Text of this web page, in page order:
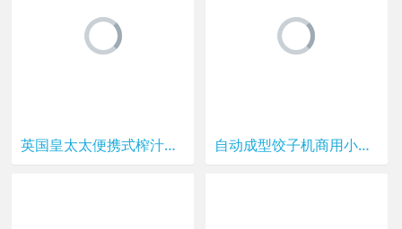
英国皇太太便携式榨汁机家用水果小型充电迷你榨汁杯电动炸果汁机 自动成型饺子机商用小型仿手工包饺子机器全自动煎饺水晶锅贴神器